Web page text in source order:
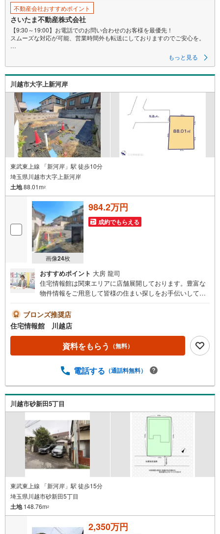
*…*…*…*
ご案内・詳細な資料のご請求はお気軽にどうぞ
※お電話の場合:事前にお問い合わせ頂けますとスムーズなご案内が可能！
※メールの場合:≪資料をもらう≫≪室内・現地を見学する≫をクリック
●住宅ローン等の無料相談
●ご成約でPayPayボーナスプレゼント
※PayPayボーナス付与には条件がございます。詳細を必ずご確認くださ
い。
不動産会社おすすめポイント
さいたま不動産株式会社
【9:30～19:00】お電話でのお問い合わせのお客様を最優先！
スムーズな対応が可能、営業時間外も転送にしておりますのでご安心を。
■建築条件なし売地につき、お好きなハウスメーカーで建築が可能。
■隣地所有者と立会を経て境界確定。新規で測量実施済みです。
■都市ガス・水道・下水道配管引込済み。即建築出来ます!!
≪さいたま不動産よりお客様へ≫
【小さな会社ですが経験豊富なスタッフが全力対応！】
当社スタッフは色々な不動産会社で培ってきた経験実績があります。
大手には少ない迅速・丁寧・アットホームがモットーです。
【お買い替えや売却ご検討中のお客様も大歓迎!!】
さいたま市や川口市はもちろん、埼玉県は全域お任せ下さい。
福島県等の遠方や、事故物件や再建築不可物件の実績もあり。
当社直接の買い取りもしておりますのでご安心下さい！
もっと見る
川越市大字上新河岸
東武東上線 「新河岸」駅 徒歩10分
埼玉県川越市大字上新河岸
土地88.01m2
画像24枚
984.2万円
成約でもらえる
おすすめポイント 大房 龍司
住宅情報館は関東エリアに店舗展開しております。豊富な
物件情報をご用意して皆様の住まい探しをお手伝いしてお
さい。【営業時間 10:00～19:00 火曜・水曜（祝日の場
合は営業いたします）】「資料請求」「内覧」のお問い合
わせは上記時間内ですとスムーズにご対応が可能です。ス
タッフ一同お客様のお問合せをお待ちしております。【住
宅ローン相談会】開催中無理のない住宅ローンの試算やご
りとした資金計画のアドバイスをさせて頂きますので、お
実に努めさせて頂きます。住宅情報館にお越し頂けたら、
物件のご紹介だけではなく、お住まいの疑問、不安、お家
の事ならなんでもご相談いただけます。お客様の要望をお
伺いしながら誠心誠意、全力でサポートさせて頂きます。
お客様一人一人に合わせたライフプランのご提案をさせて
いただきます。お気軽にご相談ください。
ブロンズ推奨店
住宅情報館 川越店
資料をもらう （無料）
電話する （通話料無料）
川越市砂新田5丁目
東武東上線 「新河岸」駅 徒歩15分
埼玉県川越市砂新田5丁目
土地148.76m2
2,350万円